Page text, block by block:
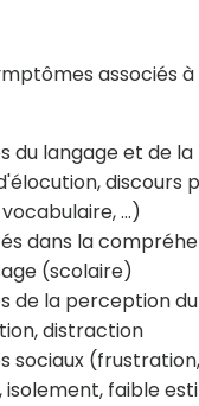
associés
du langage et de
discours
...)
dans la
(scolaire)
de la perception
distraction
sociaux
isolement, faible